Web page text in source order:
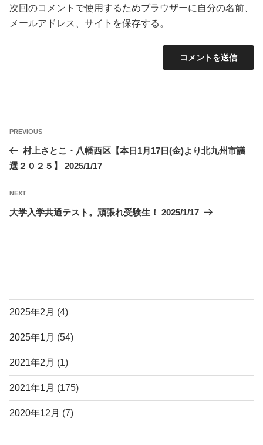
次回のコメントで使用するためブラウザーに自分の名前、
メールアドレス、サイトを保存する。
ナ
ビ
ゲ
ー
Previous
Post
PREVIOUS
村上さとこ・八幡西区【本日1月17日(金)より北九州市議
選２０２５】 2025/1/17
Next
Post
NEXT
大学入学共通テスト。頑張れ受験生！ 2025/1/17
2025年2月 (4)
2025年1月 (54)
2021年2月 (1)
2021年1月 (175)
2020年12月 (7)